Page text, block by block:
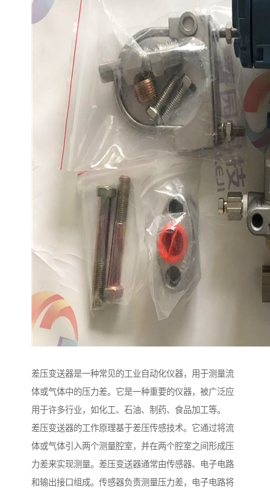
差压变送器是一种常见的工业自动化仪器，用于测量流
体或气体中的压力差。它是一种重要的仪器，被广泛应
用于许多行业，如化工、石油、制药、食品加工等。
差压变送器的工作原理基于差压传感技术。它通过将流
体或气体引入两个测量腔室，并在两个腔室之间形成压
力差来实现测量。差压变送器通常由传感器、电子电路
和输出接口组成。传感器负责测量压力差，电子电路将